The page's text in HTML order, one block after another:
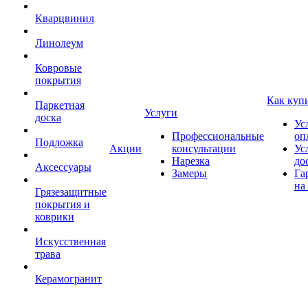
Кварцвинил
Линолеум
Ковровые
покрытия
Паркетная
доска
Подложка
Аксессуары
Грязезащитные
покрытия и
коврики
Искусственная
трава
Керамогранит
Акции
Услуги
Профессиональные
консультации
Нарезка
Замеры
Как
на